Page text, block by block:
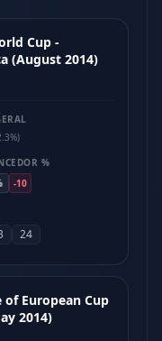
Cup -
(August 2014)
%
-10
24
European Cup
2014)